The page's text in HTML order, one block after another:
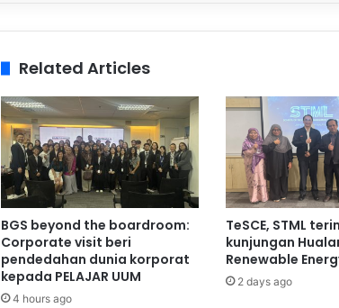
Related Articles
BGS beyond the boardroom:
Corporate visit beri
pendedahan dunia korporat
kepada PELAJAR UUM
4 hours ago
TeSCE, STML
kunjungan
Renewable
2 days ago